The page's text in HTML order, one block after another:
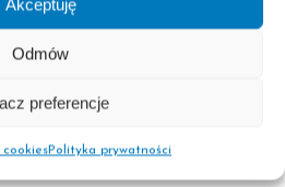
Akceptuję
Odmów
preferencje
Polityka prywatności